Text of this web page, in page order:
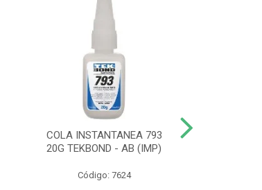
COLA INSTANTANEA 793
20G TEKBOND - AB (IMP)
Código: 7624